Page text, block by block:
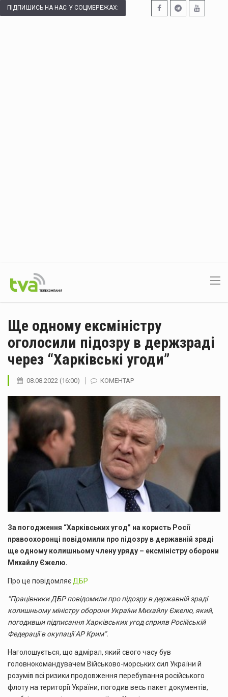
ПІДПИШИСЬ НА НАС У СОЦМЕРЕЖАХ:
Ще одному ексміністру
оголосили підозру в держзраді
через “Харківські угоди”
08.08.2022 (16:00) КОМЕНТАР
За погодження “Харківських угод” на користь Росії
правоохоронці повідомили про підозру в державній зраді
ще одному колишньому члену уряду – ексміністру оборони
Михайлу Єжелю.
Про це повідомляє ДБР
“Працівники ДБР повідомили про підозру в державній зраді
колишньому міністру оборони України Михайлу Єжелю, який,
погодивши підписання Харківських угод сприяв Російській
Федерації в окупації АР Крим”.
Наголошується, що адмірал, який свого часу був
головнокомандувачем Військово-морських сил України й
розумів всі ризики продовження перебування російського
флоту на території України, погодив весь пакет документів,